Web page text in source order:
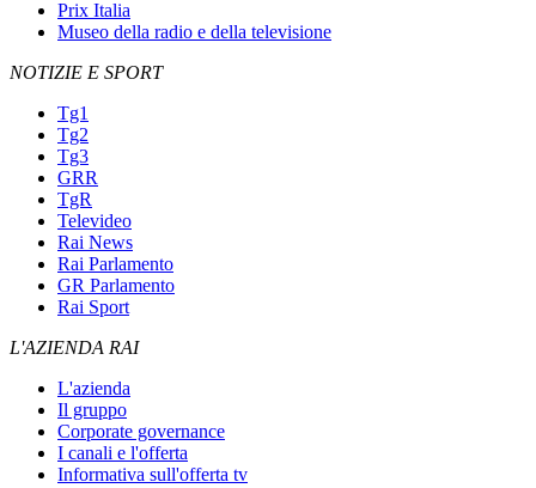
Prix Italia
Museo della radio e della televisione
NOTIZIE E SPORT
Tg1
Tg2
Tg3
GRR
TgR
Televideo
Rai News
Rai Parlamento
GR Parlamento
Rai Sport
L'AZIENDA RAI
L'azienda
Il gruppo
Corporate governance
I canali e l'offerta
Informativa sull'offerta tv